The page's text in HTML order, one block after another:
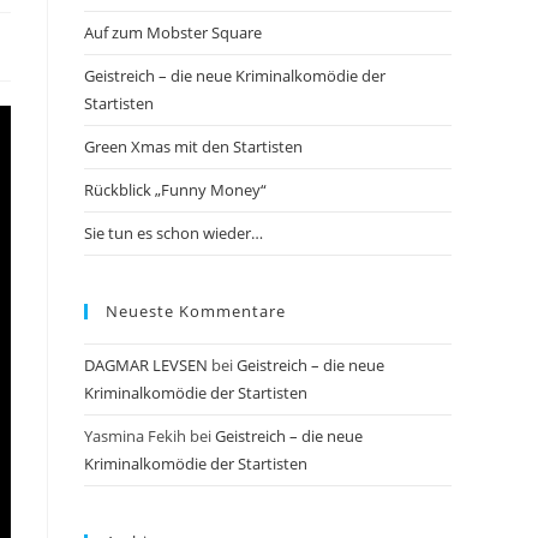
Auf zum Mobster Square
Geistreich – die neue Kriminalkomödie der
Startisten
Green Xmas mit den Startisten
Rückblick „Funny Money“
Sie tun es schon wieder…
Neueste Kommentare
DAGMAR LEVSEN beiGeistreich – die neue
Kriminalkomödie der Startisten
Yasmina Fekih beiGeistreich – die neue
Kriminalkomödie der Startisten